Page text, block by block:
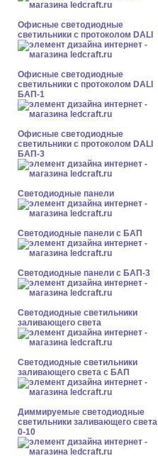
Офисные светодиодные
светильники с протоколом DALI
Офисные светодиодные
светильники с протоколом DALI
БАП-1
Офисные светодиодные
светильники с протоколом DALI
БАП-3
Cветодиодные панели
Cветодиодные панели с БАП
Cветодиодные панели с БАП-3
Светодиодные светильники
заливающего света
Светодиодные светильники
заливающего света с БАП
Диммируемые светодиодные
светильники заливающего света
0-10